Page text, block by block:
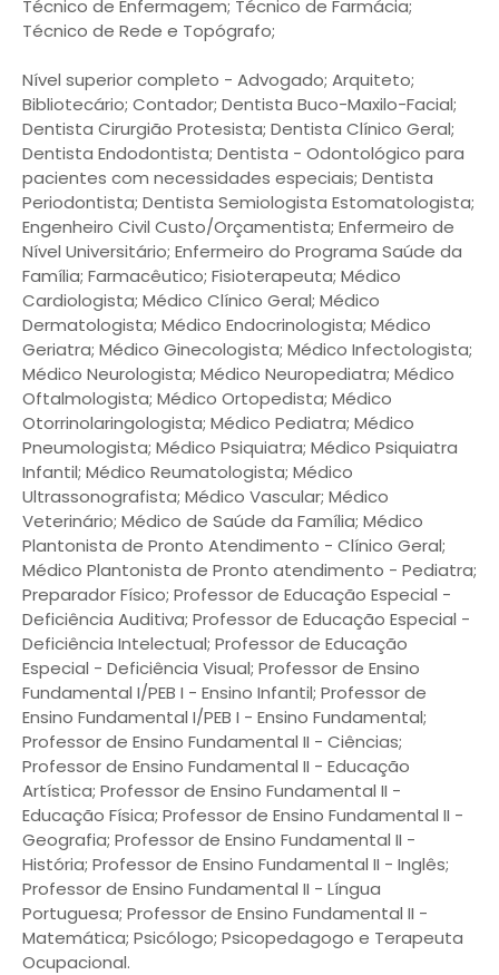
Técnico de Enfermagem; Técnico de Farmácia;
Técnico de Rede e Topógrafo;
Nível superior completo - Advogado; Arquiteto;
Bibliotecário; Contador; Dentista Buco-Maxilo-Facial;
Dentista Cirurgião Protesista; Dentista Clínico Geral;
Dentista Endodontista; Dentista - Odontológico para
pacientes com necessidades especiais; Dentista
Periodontista; Dentista Semiologista Estomatologista;
Engenheiro Civil Custo/Orçamentista; Enfermeiro de
Nível Universitário; Enfermeiro do Programa Saúde da
Família; Farmacêutico; Fisioterapeuta; Médico
Cardiologista; Médico Clínico Geral; Médico
Dermatologista; Médico Endocrinologista; Médico
Geriatra; Médico Ginecologista; Médico Infectologista;
Médico Neurologista; Médico Neuropediatra; Médico
Oftalmologista; Médico Ortopedista; Médico
Otorrinolaringologista; Médico Pediatra; Médico
Pneumologista; Médico Psiquiatra; Médico Psiquiatra
Infantil; Médico Reumatologista; Médico
Ultrassonografista; Médico Vascular; Médico
Veterinário; Médico de Saúde da Família; Médico
Plantonista de Pronto Atendimento - Clínico Geral;
Médico Plantonista de Pronto atendimento - Pediatra;
Preparador Físico; Professor de Educação Especial -
Deficiência Auditiva; Professor de Educação Especial -
Deficiência Intelectual; Professor de Educação
Especial - Deficiência Visual; Professor de Ensino
Fundamental I/PEB I - Ensino Infantil; Professor de
Ensino Fundamental I/PEB I - Ensino Fundamental;
Professor de Ensino Fundamental II - Ciências;
Professor de Ensino Fundamental II - Educação
Artística; Professor de Ensino Fundamental II -
Educação Física; Professor de Ensino Fundamental II -
Geografia; Professor de Ensino Fundamental II -
História; Professor de Ensino Fundamental II - Inglês;
Professor de Ensino Fundamental II - Língua
Portuguesa; Professor de Ensino Fundamental II -
Matemática; Psicólogo; Psicopedagogo e Terapeuta
Ocupacional.